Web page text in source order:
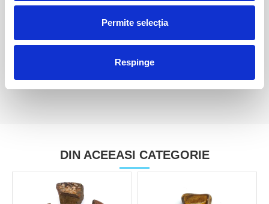
Permite selecția
Respinge
DIN ACEEASI CATEGORIE